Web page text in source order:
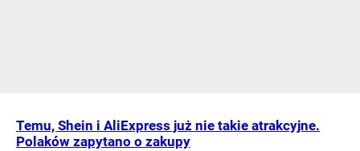
Temu, Shein i AliExpress już nie takie atrakcyjne.
Polaków zapytano o zakupy